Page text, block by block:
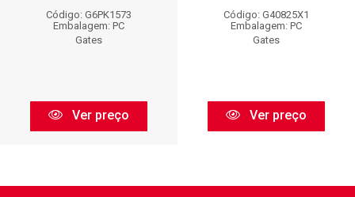
Código: G6PK1573
Embalagem: PC
Gates
Ver preço
Código: G40825X1
Embalagem: PC
Gates
Ver preço